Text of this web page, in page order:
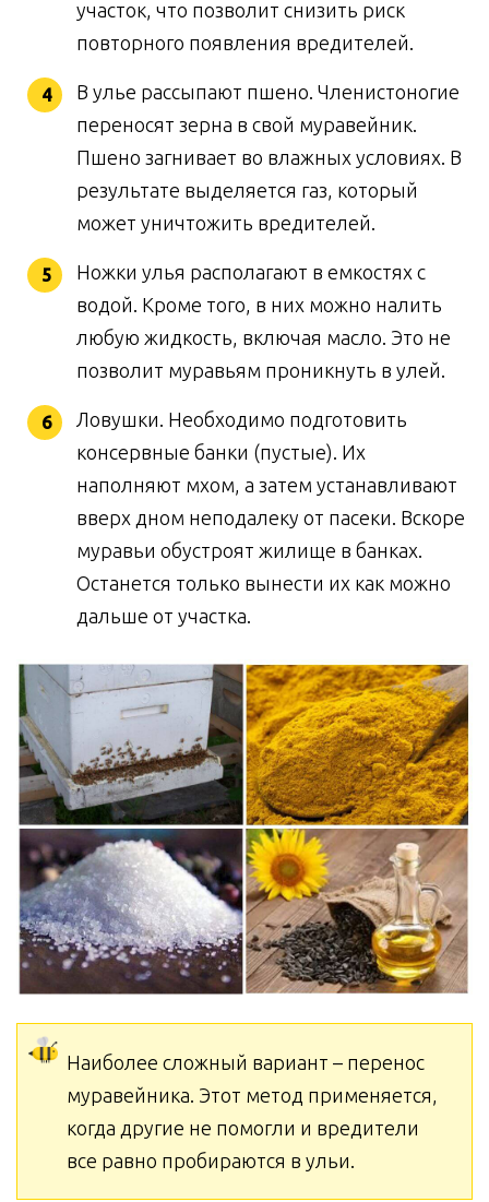
участок, что позволит снизить риск
повторного появления вредителей.
В улье рассыпают пшено. Членистоногие
переносят зерна в свой муравейник.
Пшено загнивает во влажных условиях. В
результате выделяется газ, который
может уничтожить вредителей.
Ножки улья располагают в емкостях с
водой. Кроме того, в них можно налить
любую жидкость, включая масло. Это не
позволит муравьям проникнуть в улей.
Ловушки. Необходимо подготовить
консервные банки (пустые). Их
наполняют мхом, а затем устанавливают
вверх дном неподалеку от пасеки. Вскоре
муравьи обустроят жилище в банках.
Останется только вынести их как можно
дальше от участка.
Наиболее сложный вариант – перенос
муравейника. Этот метод применяется,
когда другие не помогли и вредители
все равно пробираются в ульи.